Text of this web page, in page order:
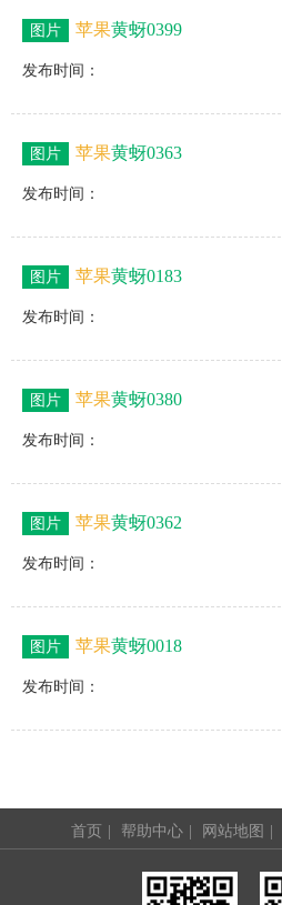
图片 苹果黄蚜0399
发布时间：
图片 苹果黄蚜0363
发布时间：
图片 苹果黄蚜0183
发布时间：
图片 苹果黄蚜0380
发布时间：
图片 苹果黄蚜0362
发布时间：
图片 苹果黄蚜0018
发布时间：
首页 帮助中心 网站地图